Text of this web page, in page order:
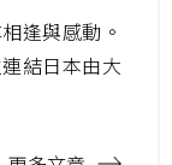
逢與感動。
結日本由大